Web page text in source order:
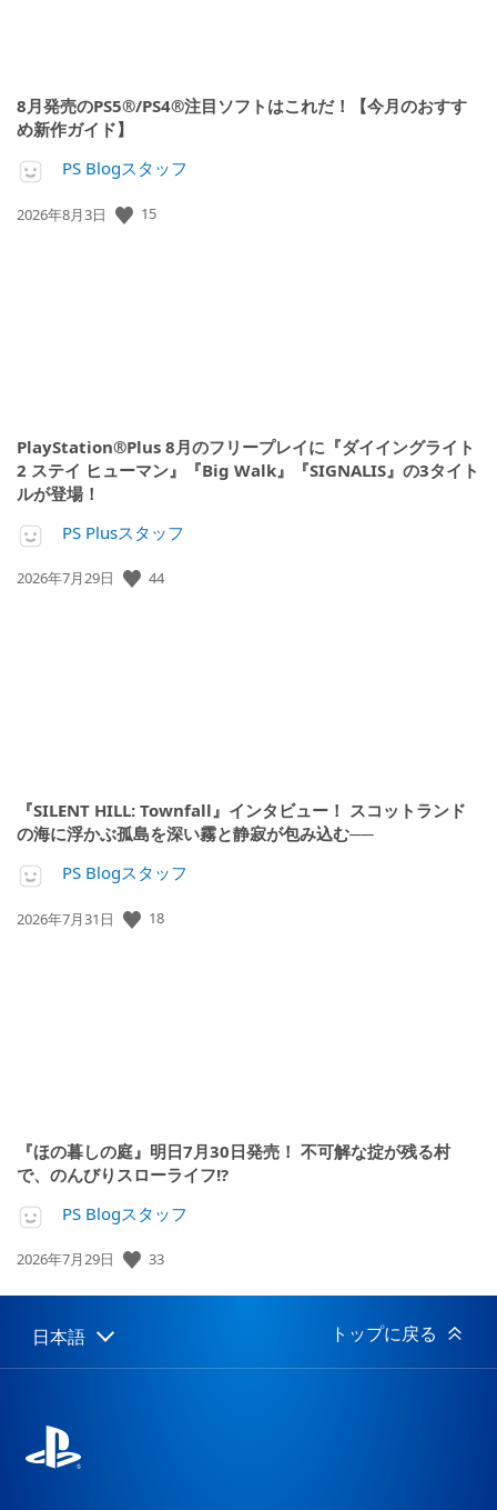
8月発売のPS5®/PS4®注目ソフトはこれだ！【今月のおすす
め新作ガイド】
PS Blogスタッフ
公
2026年8月3日 15
PlayStation®Plus 8月のフリープレイに『ダイイングライト
2 ステイ ヒューマン』『Big Walk』『SIGNALIS』の3タイト
ルが登場！
PS Plusスタッフ
公
2026年7月29日 44
『SILENT HILL: Townfall』インタビュー！ スコットランド
の海に浮かぶ孤島を深い霧と静寂が包み込む──
PS Blogスタッフ
公
2026年7月31日 18
『ほの暮しの庭』明日7月30日発売！ 不可解な掟が残る村
で、のんびりスローライフ!?
PS Blogスタッフ
公
日:
2026年7月29日 33
Select
a
Current
region:
日本語 トップに戻る